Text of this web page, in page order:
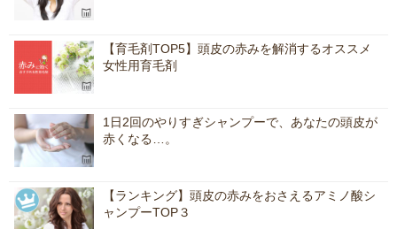
【育毛剤TOP5】頭皮の赤みを解消するオススメ
女性用育毛剤
1日2回のやりすぎシャンプーで、あなたの頭皮が
赤くなる…。
【ランキング】頭皮の赤みをおさえるアミノ酸シ
ャンプーTOP３